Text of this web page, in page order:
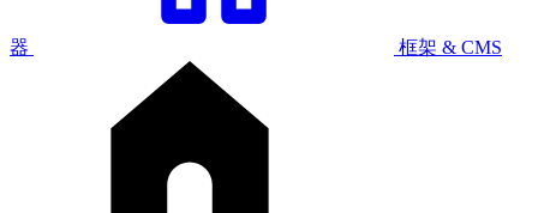
器 框架 & CMS